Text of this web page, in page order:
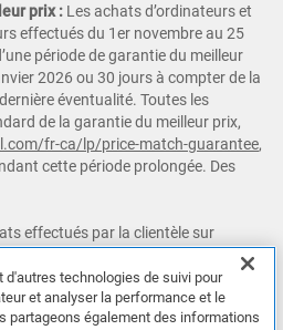
prix : Les achats d’ordinateurs et
effectués du 1er novembre au 25
période de garantie du meilleur
2026 ou 30 jours à compter de la
éventualité. Toutes les
de la garantie du meilleur prix,
fr-ca/lp/price-match-guarantee,
cette période prolongée. Des
effectués par la clientèle sur
au 29 décembre 2025 peuvent être
2026 ou 30 jours à compter de la date
Vous pouvez demander
de votre produit en suivant ce lien
technologies de suivi pour
et analyser la performance et le
partageons également des informations